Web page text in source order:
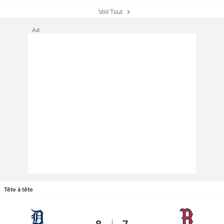
Voir Tout
Ad
Tête à tête